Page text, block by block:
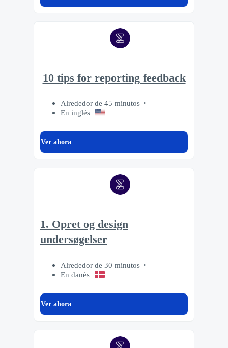
10 tips for reporting feedback
Alrededor de 45 minutos
En inglés
Ver ahora
1. Opret og design
undersøgelser
Alrededor de 30 minutos
En danés
Ver ahora